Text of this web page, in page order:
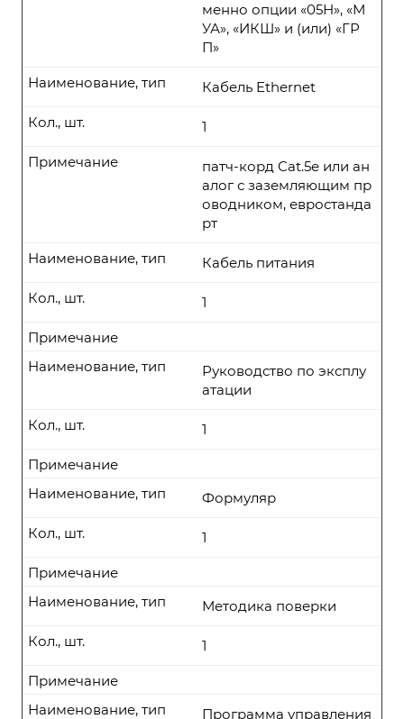
менно опции «05Н», «М
УА», «ИКШ» и (или) «ГР
П»
Кабель Ethernet
Наименование, тип
1
Кол., шт.
патч-корд Cat.5е или ан
алог с заземляющим пр
оводником, евростанда
рт
Примечание
Кабель питания
Наименование, тип
1
Кол., шт.
Примечание
Руководство по эксплу
атации
Наименование, тип
1
Кол., шт.
Примечание
Формуляр
Наименование, тип
1
Кол., шт.
Примечание
Методика поверки
Наименование, тип
1
Кол., шт.
Примечание
Программа управления
Наименование, тип